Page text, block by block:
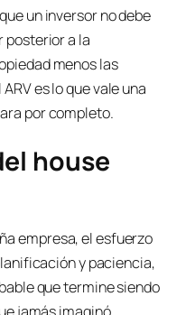
un inversor no debe
posterior a la
menos las
es lo que vale una
por completo.
house
empresa, el esfuerzo
y paciencia,
que termine siendo
jamás imaginó.